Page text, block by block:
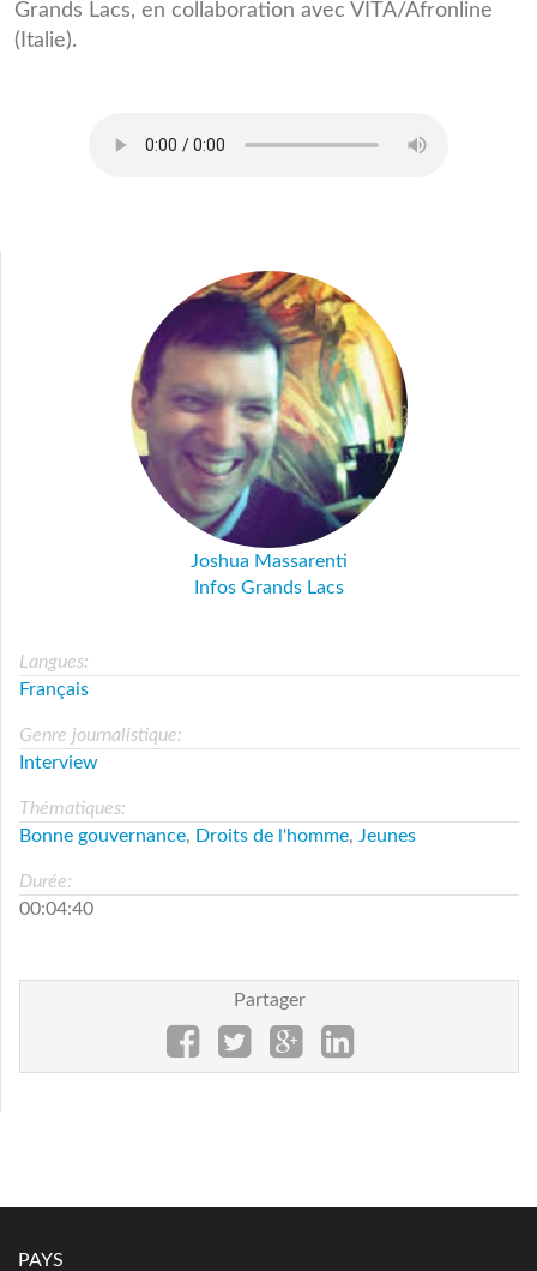
Grands Lacs, en collaboration avec VITA/Afronline
(Italie).
Joshua Massarenti
Infos Grands Lacs
Langues:
Français
Genre journalistique:
Interview
Thématiques:
Bonne gouvernance, Droits de l'homme, Jeunes
Durée:
00:04:40
Partager
PAYS